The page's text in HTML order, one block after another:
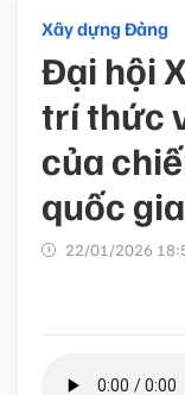
Xây dựng Đảng
Đại hội
trí thức
của
quốc gia
22/01/2026